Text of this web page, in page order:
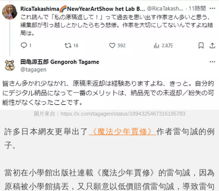
圖片來自：https://x.com/tagagen/status/1894325467316195783
許多日本網友更舉出了 《魔法少年賈修》 作者雷句誠的例
子。
當初在小學館出版社連載 《魔法少年賈修》 的雷句誠 ，因為
原稿被小學館搞丟，又只願意以低價賠償雷句誠 ，導致雷句